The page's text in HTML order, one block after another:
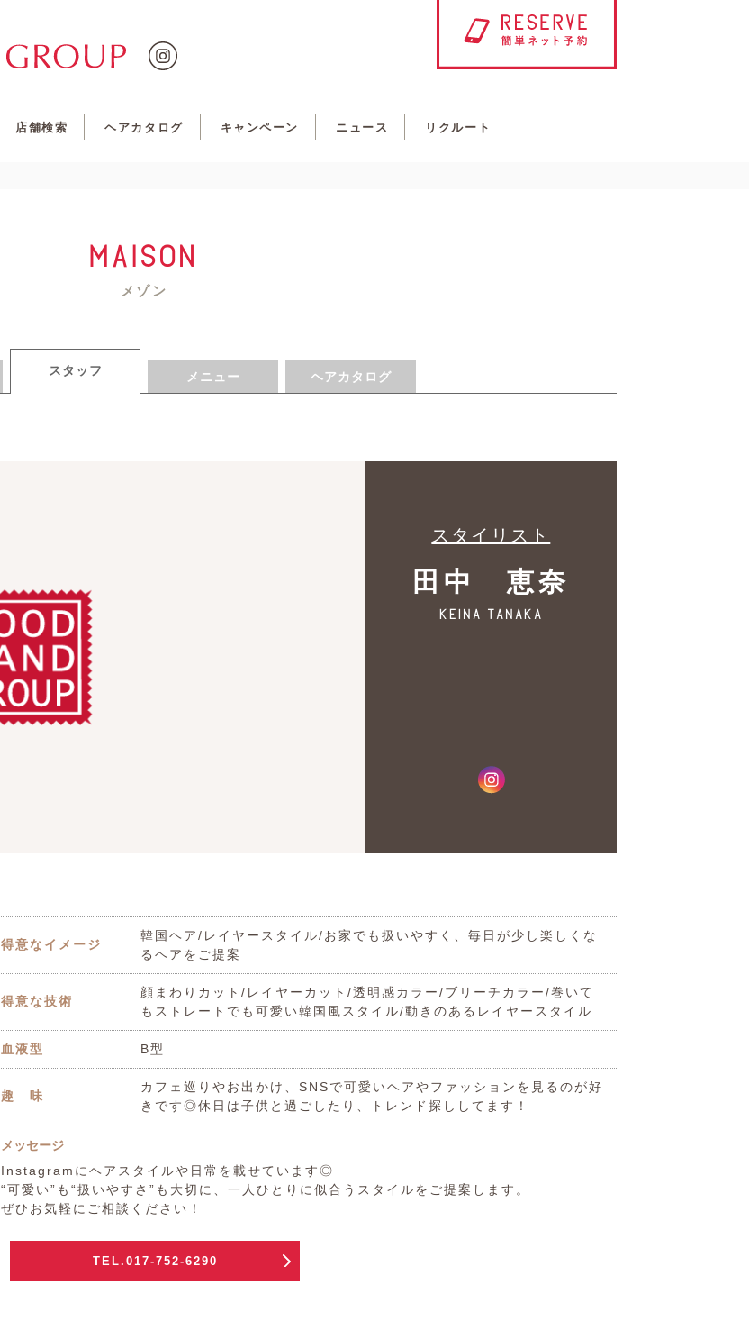
店舗検索 ヘアカタログ キャンペーン ニュース リクルート
Maison
メゾン
スタッフ メニュー ヘアカタログ
スタイリスト
田中 恵奈
keina tanaka
得意なイメージ
韓国ヘア/レイヤースタイル/お家でも扱いやすく、毎日が少し楽しくな
るヘアをご提案
得意な技術
顔まわりカット/レイヤーカット/透明感カラー/ブリーチカラー/巻いて
もストレートでも可愛い韓国風スタイル/動きのあるレイヤースタイル
血液型 B型
趣 味
カフェ巡りやお出かけ、SNSで可愛いヘアやファッションを見るのが好
きです◎休日は子供と過ごしたり、トレンド探ししてます！
メッセージ
Instagramにヘアスタイルや日常を載せています◎
“可愛い”も“扱いやすさ”も大切に、一人ひとりに似合うスタイルをご提案します。
ぜひお気軽にご相談ください！
TEL.017-752-6290